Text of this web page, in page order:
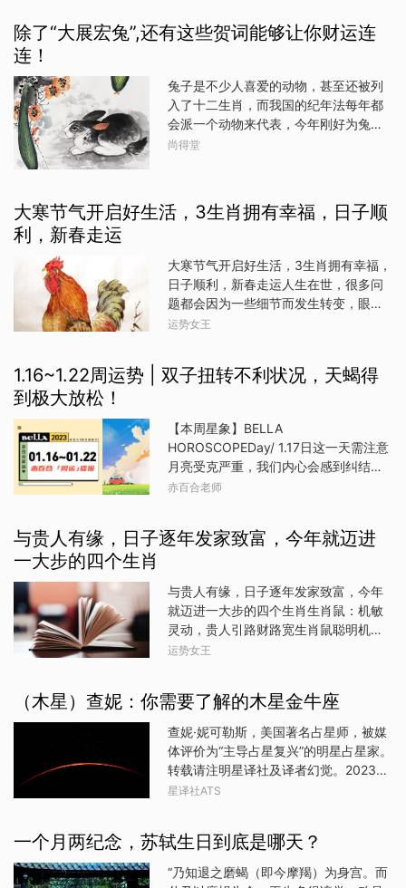
得成功的能力，只不过没有一定成功的
把握。如今好运来到，它给了你们勇
要靠等待，才会有好结果。但是，等
待，并不意味
振，让你这段期间情绪特别敏感，也容
买东西的方式来弥补内心空缺。尤其对
美感强烈的你来说，一场浪漫风格的购
物就像一场疗愈仪式，买书、买香氛、
买手作饰品，仿佛可以让你找回安全
深。建议你转向创作性活动（如写字、
画画或音乐）释放情感，也可找信任的
利于朝东南方出行；西北方不宜。旺运
运势多表现不太理想，易招惹一些不必
要的麻烦缠身。事业：事业工作运上会
有一定的阻力，心情难以顺畅。财运：
此日不宜求财，防止损耗。感情：注意
护；适合清淡的素食，利于运势。方
人：蛇虎：综合运势：生肖虎的朋友在
今天遇事可以说难以顺心，而且很容易
招惹是非灾祸临身；建议此日凡事不可
强出头，低调为宜。事业：事业工作上
现大的开支，需注意守财。感情：感
除了“大展宏兔”,还有这些贺词能够让你财运连
连！
兔子是不少人喜爱的动物，甚至还被列
入了十二生肖，而我国的纪年法每年都
会派一个动物来代表，今年刚好为兔
年，相关的年货和商品早已被摆上橱
伙伴们的智慧了。兔年新春贺词推荐①
兔年决心抱金砖，试看能否奋斗干。敢
兔年定要换新颜，财富收入翻连番。祝
你新一年喜气洋洋，好运连连！②兔年
春节拜年早，欢欢喜喜过新年；春联抒
写福寿禄，平平安安吉祥年；美酒溢满
如意杯，红红火火好运年；真挚祝福伴
兔，全家乐悠悠。兔蹄为你开财路，兔
兔也兔!④金鼠辞旧岁，金兔报春时，我
携全家祝福尊敬的阁下：新春快乐，万
事如意！⑤祝你兔年快乐，洋洋得意;晦
气扬长而去，好运扬眉吐气;阳春白雪漂
下满地金财宝；招财
尚得堂
大寒节气开启好生活，3生肖拥有幸福，日子顺
利，新春走运
大寒节气开启好生活，3生肖拥有幸福，
日子顺利，新春走运人生在世，很多问
题都会因为一些细节而发生转变，眼下
天越来越冷了，也是一个瑞雪兆丰年的
新春佳节之日起，不会再走下坡路，而
利的实现价值，还能够找到自己真正的
光明未来。属猴人属猴的人格外的聪
明，他们的性格非常圆滑，但却也有着
让人欣赏的一面，他们做人做事都比较
好的人脉关系，这样一来自然不会为自
己的现实而发愁，他们将能够用自己的
理想，今年的大寒节气会是他们的转折
点之一，从这一天开始他们的日子过得
更加顺心，而且日子格外的充实富裕，
没有太大的经济压力，能够赚大钱还能
里，他们是特别好运的人。属马人属马
运势女王
1.16~1.22周运势 | 双子扭转不利状况，天蝎得
到极大放松！
【本周星象】BELLA
HOROSCOPEDay/ 1.17日这一天需注意
月亮受克严重，我们内心会感到纠结、
压抑，情绪起伏不定，与人沟通不畅，
（金牛、狮子、天蝎、水瓶），不适合
Day/ 1.18日水星开始顺行，且太阳在摩
羯座合相了冥王星，摩羯座能量被集中
点燃与启动，我们会感觉一下顺畅起
来，随着水星在摩羯座顺行，基本宫
路一下变得清晰，内心有种强烈的笃定
感，又因冥王合相太阳，我们很可能会
做出一些重大决定，对某些事情有深刻
的领悟与超然的见解。而且这一天对土
象星座（金牛、处女、摩羯）非常有
利，会有强烈的自我意识主张，被委派
明显感受。这一天对我们会有极大影
响，感觉一下豁然开朗，心中如同吃下
定心丸，当然也容易
赤百合老师
与贵人有缘，日子逐年发家致富，今年就迈进
一大步的四个生肖
与贵人有缘，日子逐年发家致富，今年
就迈进一大步的四个生肖生肖鼠：机敏
灵动，贵人引路财路宽生肖鼠聪明机
灵，反应敏捷，有着超强的适应能力和
份机灵劲儿，生肖鼠总能结识到各行各
业的能人。今年，他们与贵人的缘分愈
发深厚。贵人或许是职场上的前辈，给
予他们宝贵的经验和指导，让他们在工
作中少走弯路，快速晋升；也可能是生
意场上的合作伙伴，为他们带来新的项
够精准地把握投资方向，大胆尝试新的
红火。生肖兔：温和善良，贵人助力事
运势女王
（木星）查妮：你需要了解的木星金牛座
查妮·妮可勒斯，美国著名占星师，被媒
体评价为“主导占星复兴”的明星占星家。
转载请注明星译社及译者幻觉。2023年
5月17日到2024年5月25日木星位于金
自己的富裕花园。木星怎样帮我们实现
期待和梦想木星是太阳系大佬，古典占
星视为“大福星”，木星与一切扩张相关。
星译社ATS
一个月两纪念，苏轼生日到底是哪天？
“乃知退之磨蝎（即今摩羯）为身宫。而